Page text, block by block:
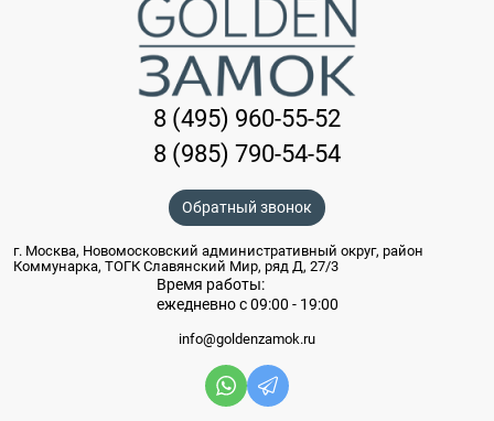
8 (495) 960-55-52
8 (985) 790-54-54
Обратный звонок
г. Москва, Новомосковский административный округ, район
Коммунарка, ТОГК Славянский Мир, ряд Д, 27/3
Время работы:
ежедневно с 09:00 - 19:00
info@goldenzamok.ru